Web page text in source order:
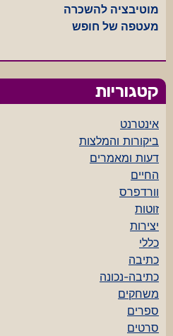
מוטיבציה להשכרה
מעטפה של חופש
קטגוריות
אינטרנט
ביקורות והמלצות
דעות ומאמרים
החיים
וורדפרס
זוטות
יצירות
כללי
כתיבה
כתיבה-נכונה
משחקים
ספרים
סרטים